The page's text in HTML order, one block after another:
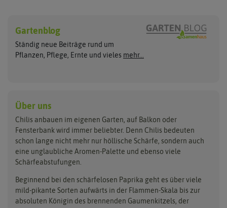
Wilde Sorten
Asiatische Sorten
Jalapenosamen
Habanerosamen
Asien Chilipflanzen
Habaneropflanzen
Jalapenopflanzen
Anzucht, Kultivierung
& Ernte
Pikieren
Arche Noah
ASB Greenworld
Buzzy Seeds
Carl Pabst
Clever Pots
COMPO
Culinaris - Saatgut für
De Bolster Bio-Samen
Gusta Garden
Hortitops
Jiffy
Ladbrooke Soil Blockers
Lehmann Natur
Saflax
Samen Maier
Gartenblog
Ständig neue Beiträge rund um
Pflanzen, Pflege, Ernte und vieles mehr...
Über uns
Chilis anbauen im eigenen Garten, auf Balkon oder
Fensterbank wird immer beliebter. Denn Chilis bedeuten
schon lange nicht mehr nur höllische Schärfe, sondern auch
eine unglaubliche Aromen-Palette und ebenso viele
Schärfeabstufungen.
Beginnend bei den schärfelosen Paprika geht es über viele
mild-pikante Sorten aufwärts in der Flammen-Skala bis zur
absoluten Königin des brennenden Gaumenkitzels, der